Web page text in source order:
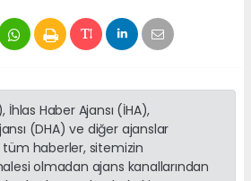
İhlas Haber Ajansı (İHA),
(DHA) ve diğer ajanslar
haberler, sitemizin
olmadan ajans kanallarından